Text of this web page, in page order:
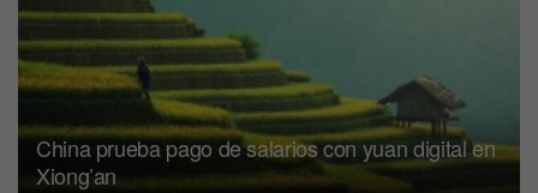
China prueba pago de salarios con yuan digital en
Xiong’an